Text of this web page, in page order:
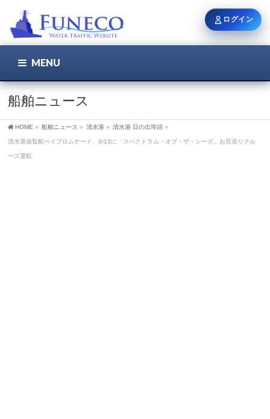
MENU
船舶ニュース
HOME » 船舶ニュース » 清水港 » 清水港 日の出埠頭 »
清水港遊覧船ベイプロムナード、8/13に「スペクトラム・オブ・ザ・シーズ」お見送りクル
ーズ運航
ログイン
ユーザー名 / メール